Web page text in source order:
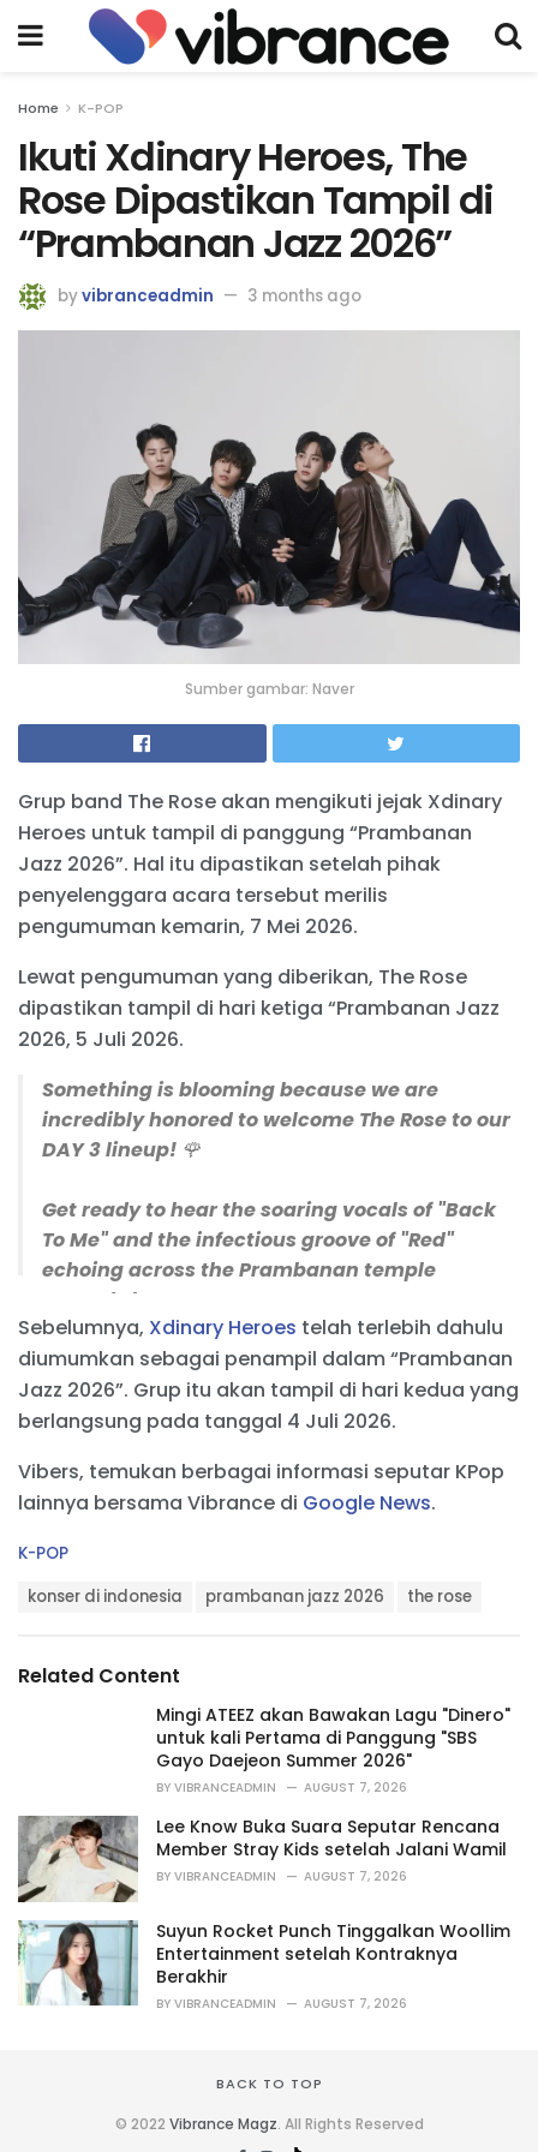
Home K-POP
Ikuti Xdinary Heroes, The
Rose Dipastikan Tampil di
“Prambanan Jazz 2026”
byvibranceadmin 3 months ago
Sumber gambar: Naver
Grup band The Rose akan mengikuti jejak Xdinary
Heroes untuk tampil di panggung “Prambanan
Jazz 2026”. Hal itu dipastikan setelah pihak
penyelenggara acara tersebut merilis
pengumuman kemarin, 7 Mei 2026.
Lewat pengumuman yang diberikan, The Rose
dipastikan tampil di hari ketiga “Prambanan Jazz
2026, 5 Juli 2026.
Something is blooming because we are
incredibly honored to welcome The Rose to our
DAY 3 lineup! 🌹
Get ready to hear the soaring vocals of "Back
To Me" and the infectious groove of "Red"
echoing across the Prambanan temple
grounds because WOOSUNG, DOJOON,
HAJOON, and TAEGYEOM…
pic.twitter.com/unAVT1V551
— Prambanan Jazz (@PrambananJazz)
May 7,
2026
Sebelumnya, Xdinary Heroes telah terlebih dahulu
diumumkan sebagai penampil dalam “Prambanan
Jazz 2026”. Grup itu akan tampil di hari kedua yang
berlangsung pada tanggal 4 Juli 2026.
Vibers, temukan berbagai informasi seputar KPop
lainnya bersama Vibrance di Google News.
C
r
K-POP
:
konser di indonesia prambanan jazz 2026 the rose
Related Content
Mingi ATEEZ akan Bawakan Lagu "Dinero"
untuk kali Pertama di Panggung "SBS
Gayo Daejeon Summer 2026"
BY VIBRANCEADMIN AUGUST 7, 2026
Lee Know Buka Suara Seputar Rencana
Member Stray Kids setelah Jalani Wamil
BY VIBRANCEADMIN AUGUST 7, 2026
Suyun Rocket Punch Tinggalkan Woollim
Entertainment setelah Kontraknya
Berakhir
BY VIBRANCEADMIN AUGUST 7, 2026
BACK TO TOP
© 2022 Vibrance Magz. All Rights Reserved